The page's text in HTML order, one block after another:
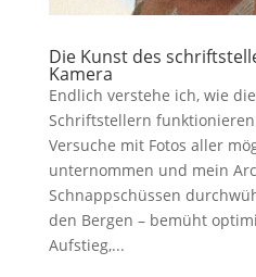
Die Kunst des
Kamera
Endlich verstehe ich, wie
Schriftstellern
Versuche mit Fotos aller
unternommen und mein
Schnappschüssen
den Bergen – bemüht
Aufstieg,...